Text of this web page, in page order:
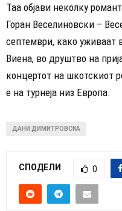
Таа објави неколку
Горан Веселиновски –
септември, како уживаат
Виена, во друштво на
концертот на шкотскиот
е на турнеја низ Европа.
ДАНИ ДИМИТРОВСКА
СПОДЕЛИ 0